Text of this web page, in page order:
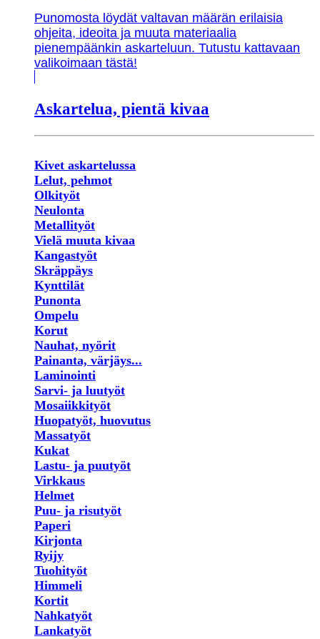
Punomosta löydät valtavan määrän erilaisia
ohjeita, ideoita ja muuta materiaalia
pienempäänkin askarteluun. Tutustu kattavaan
valikoimaan tästä!
Askartelua, pientä kivaa
Kivet askartelussa
Lelut, pehmot
Olkityöt
Neulonta
Metallityöt
Vielä muuta kivaa
Kangastyöt
Skräppäys
Kynttilät
Punonta
Ompelu
Korut
Nauhat, nyörit
Painanta, värjäys...
Laminointi
Sarvi- ja luutyöt
Mosaiikkityöt
Huopatyöt, huovutus
Massatyöt
Kukat
Lastu- ja puutyöt
Virkkaus
Helmet
Puu- ja risutyöt
Paperi
Kirjonta
Ryijy
Tuohityöt
Himmeli
Kortit
Nahkatyöt
Lankatyöt